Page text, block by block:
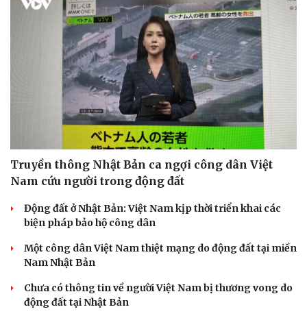
Sức khỏe
Dinh dưỡng - món ngon
Đời sống
Truyền thông Nhật Bản ca ngợi công dân Việt
Nam cứu người trong động đất
Động đất ở Nhật Bản: Việt Nam kịp thời triển khai các
biện pháp bảo hộ công dân
Một công dân Việt Nam thiệt mạng do động đất tại miền
Nam Nhật Bản
Chưa có thông tin về người Việt Nam bị thương vong do
động đất tại Nhật Bản